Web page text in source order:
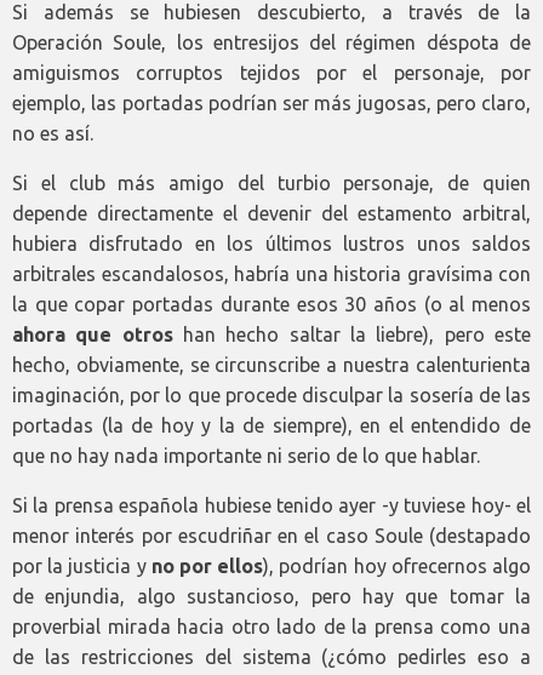
Si además se hubiesen descubierto, a través de la
Operación Soule, los entresijos del régimen déspota de
amiguismos corruptos tejidos por el personaje, por
ejemplo, las portadas podrían ser más jugosas, pero claro,
no es así.
Si el club más amigo del turbio personaje, de quien
depende directamente el devenir del estamento arbitral,
hubiera disfrutado en los últimos lustros unos saldos
arbitrales escandalosos, habría una historia gravísima con
la que copar portadas durante esos 30 años (o al menos
ahora que otroshan hecho saltar la liebre), pero este
hecho, obviamente, se circunscribe a nuestra calenturienta
imaginación, por lo que procede disculpar la sosería de las
portadas (la de hoy y la de siempre), en el entendido de
que no hay nada importante ni serio de lo que hablar.
Si la prensa española hubiese tenido ayer -y tuviese hoy- el
menor interés por escudriñar en el caso Soule (destapado
por la justicia y no por ellos), podrían hoy ofrecernos algo
de enjundia, algo sustancioso, pero hay que tomar la
proverbial mirada hacia otro lado de la prensa como una
de las restricciones del sistema (¿cómo pedirles eso a